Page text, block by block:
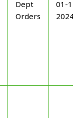
Dept
Orders
01-
2024